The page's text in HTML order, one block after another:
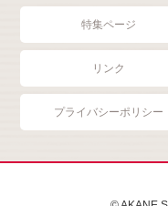
特集ページ
リンク
プライバシーポリシー